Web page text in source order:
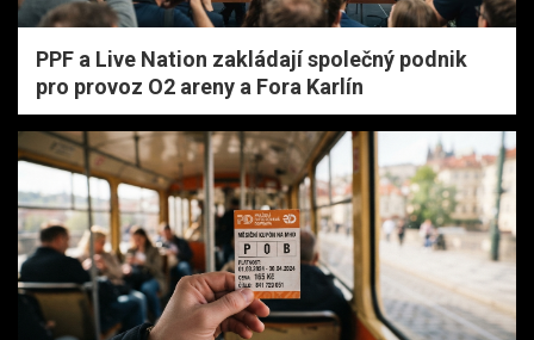
PPF a Live Nation zakládají společný podnik
pro provoz O2 areny a Fora Karlín